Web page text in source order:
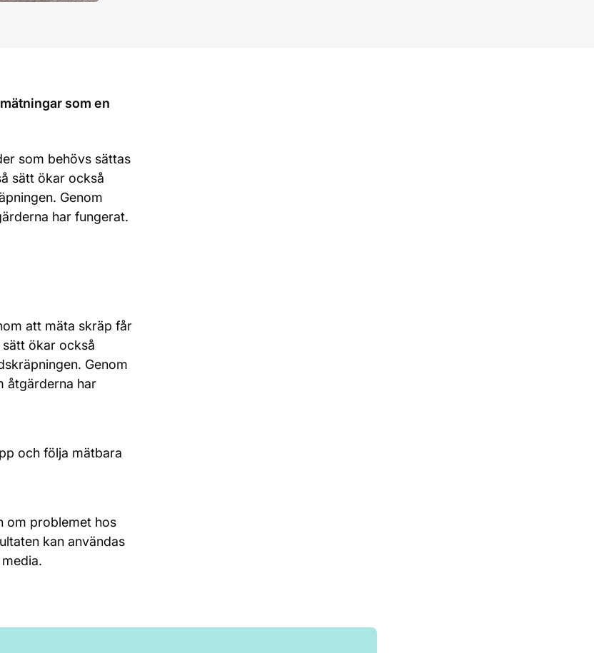
som en
som behövs sättas
sätt ökar också
Genom
har fungerat.
att mäta skräp får
ökar också
Genom
åtgärderna har
och följa mätbara
om problemet hos
kan användas